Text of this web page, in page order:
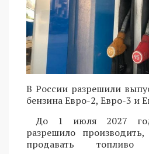
В России разрешили
бензина Евро-2, Евро-3 и
До 1 июля 2027
разрешило
продавать